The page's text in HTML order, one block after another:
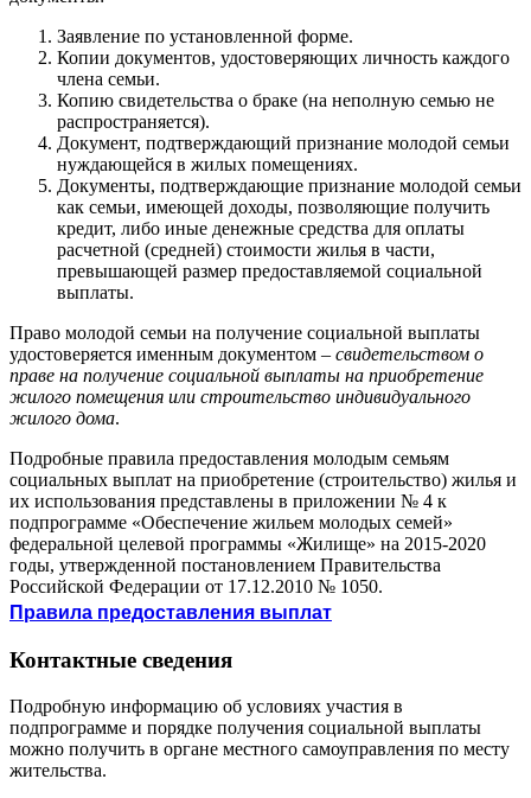
Заявление по установленной форме.
Копии документов, удостоверяющих личность каждого
члена семьи.
Копию свидетельства о браке (на неполную семью не
распространяется).
Документ, подтверждающий признание молодой семьи
нуждающейся в жилых помещениях.
Документы, подтверждающие признание молодой семьи
как семьи, имеющей доходы, позволяющие получить
кредит, либо иные денежные средства для оплаты
расчетной (средней) стоимости жилья в части,
превышающей размер предоставляемой социальной
выплаты.
Право молодой семьи на получение социальной выплаты
удостоверяется именным документом – свидетельством о
праве на получение социальной выплаты на приобретение
жилого помещения или строительство индивидуального
жилого дома.
Подробные правила предоставления молодым семьям
социальных выплат на приобретение (строительство) жилья и
их использования представлены в приложении № 4 к
подпрограмме «Обеспечение жильем молодых семей»
федеральной целевой программы «Жилище» на 2015-2020
годы, утвержденной постановлением Правительства
Российской Федерации от 17.12.2010 № 1050.
Правила предоставления выплат
Контактные сведения
Подробную информацию об условиях участия в
подпрограмме и порядке получения социальной выплаты
можно получить в органе местного самоуправления по месту
жительства.